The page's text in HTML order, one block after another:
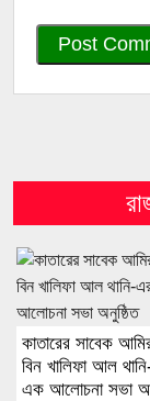
কাতারের সাবেক
বিন খালিফা আল
এক আলোচনা সভা